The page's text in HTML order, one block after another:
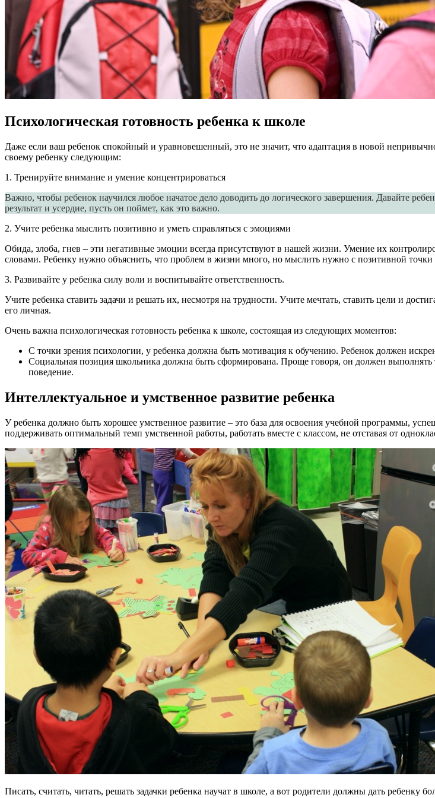
Психологическая готовность ребенка к школе
Даже если ваш ребенок спокойный и уравновешенный, это не значит, что адаптация в новой
своему ребенку следующим:
1. Тренируйте внимание и умение концентрироваться
Важно, чтобы ребенок научился любое начатое дело доводить до логического завершения. Давайте
результат и усердие, пусть он поймет, как это важно.
2. Учите ребенка мыслить позитивно и уметь справляться с эмоциями
Обида, злоба, гнев – эти негативные эмоции всегда присутствуют в нашей жизни. Умение их
словами. Ребенку нужно объяснить, что проблем в жизни много, но мыслить нужно с позитивной
3. Развивайте у ребенка силу воли и воспитывайте ответственность.
Учите ребенка ставить задачи и решать их, несмотря на трудности. Учите мечтать, ставить цели и
его личная.
Очень важна психологическая готовность ребенка к школе, состоящая из следующих моментов:
С точки зрения психологии, у ребенка должна быть мотивация к обучению. Ребенок должен
Социальная позиция школьника должна быть сформирована. Проще говоря, он должен выполнять
поведение.
Интеллектуальное и умственное развитие ребенка
У ребенка должно быть хорошее умственное развитие – это база для освоения учебной программы,
поддерживать оптимальный темп умственной работы, работать вместе с классом, не отставая от
Писать, считать, читать, решать задачки ребенка научат в школе, а вот родители должны дать ребенку